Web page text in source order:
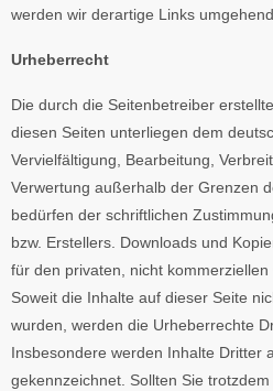
werden wir derartige Links
Urheberrecht
Die durch die Seitenbetreiber
diesen Seiten unterliegen dem
Vervielfältigung, Bearbeitung,
Verwertung außerhalb der Grenzen
bedürfen der schriftlichen
bzw. Erstellers. Downloads und
für den privaten, nicht
Soweit die Inhalte auf dieser Seite
wurden, werden die Urheberrechte
Insbesondere werden Inhalte Dritter
gekennzeichnet. Sollten Sie